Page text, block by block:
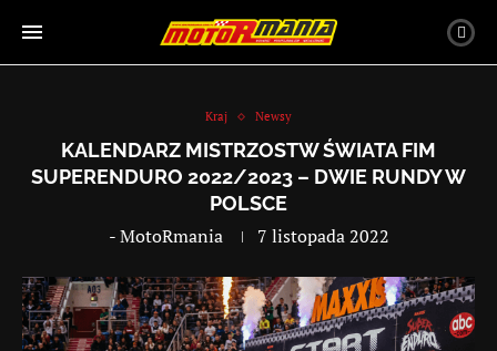
Kraj Newsy
KALENDARZ MISTRZOSTW ŚWIATA FIM
SUPERENDURO 2022/2023 – DWIE RUNDY W
POLSCE
-MotoRmania 7 listopada 2022